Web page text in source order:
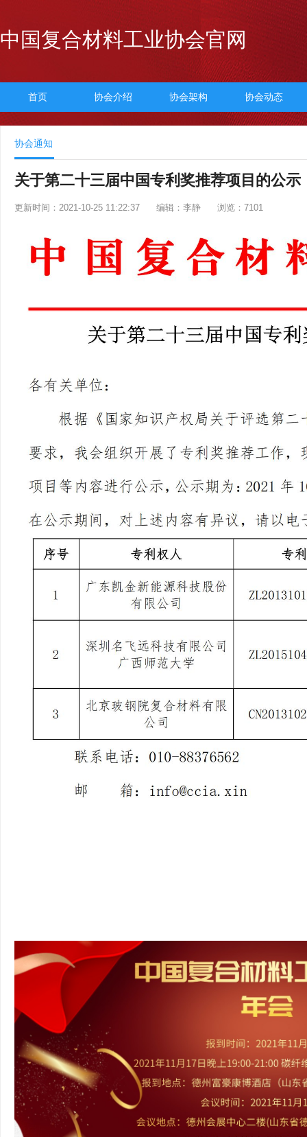
中国复合材料工业协会官网
首页 协会介绍 协会架构 协会动态
协会通知
关于第二十三届中国专利奖推荐项目的公示
更新时间：2021-10-25 11:22:37 编辑：李静 浏览：7101